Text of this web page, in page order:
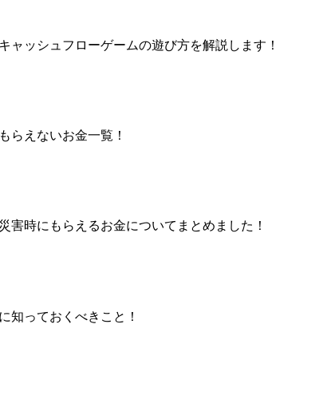
ャッシュフローゲームの遊び方を解説します！
らえないお金一覧！
害時にもらえるお金についてまとめました！
知っておくべきこと！